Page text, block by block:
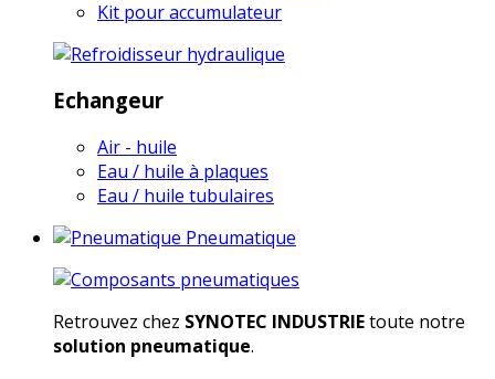
Kit pour accumulateur
Echangeur
Air - huile
Eau / huile à plaques
Eau / huile tubulaires
Pneumatique
Retrouvez chez SYNOTEC INDUSTRIEtoute notre
solution pneumatique.